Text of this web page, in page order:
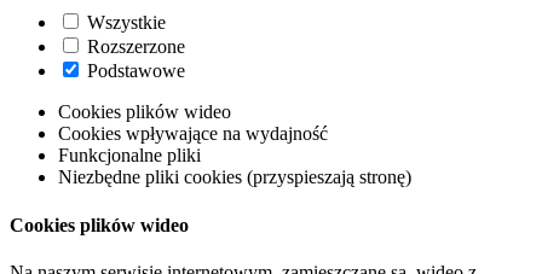
Wszystkie
Rozszerzone
Podstawowe
Cookies plików wideo
Cookies wpływające na wydajność
Funkcjonalne pliki
Niezbędne pliki cookies (przyspieszają stronę)
Cookies plików wideo